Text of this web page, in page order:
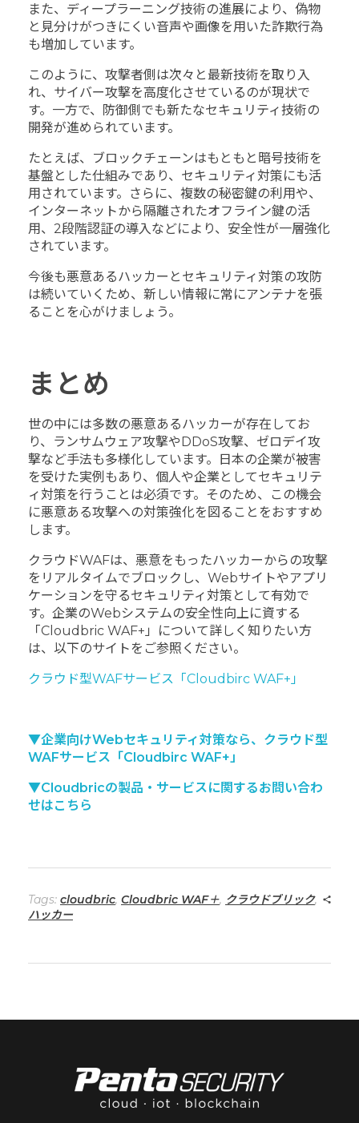
また、ディープラーニング技術の進展により、偽物
と見分けがつきにくい音声や画像を用いた詐欺行為
も増加しています。
このように、攻撃者側は次々と最新技術を取り入
れ、サイバー攻撃を高度化させているのが現状で
す。一方で、防御側でも新たなセキュリティ技術の
開発が進められています。
たとえば、ブロックチェーンはもともと暗号技術を
基盤とした仕組みであり、セキュリティ対策にも活
用されています。さらに、複数の秘密鍵の利用や、
インターネットから隔離されたオフライン鍵の活
用、2段階認証の導入などにより、安全性が一層強化
されています。
今後も悪意あるハッカーとセキュリティ対策の攻防
は続いていくため、新しい情報に常にアンテナを張
ることを心がけましょう。
まとめ
世の中には多数の悪意あるハッカーが存在してお
り、ランサムウェア攻撃やDDoS攻撃、ゼロデイ攻
撃など手法も多様化しています。日本の企業が被害
を受けた実例もあり、個人や企業としてセキュリテ
ィ対策を行うことは必須です。そのため、この機会
に悪意ある攻撃への対策強化を図ることをおすすめ
します。
クラウドWAFは、悪意をもったハッカーからの攻撃
をリアルタイムでブロックし、Webサイトやアプリ
ケーションを守るセキュリティ対策として有効で
す。企業のWebシステムの安全性向上に資する
「Cloudbric WAF+」について詳しく知りたい方
は、以下のサイトをご参照ください。
クラウド型WAFサービス「Cloudbirc WAF+」
▼企業向けWebセキュリティ対策なら、クラウド型
WAFサービス「Cloudbirc WAF+」
▼Cloudbricの製品・サービスに関するお問い合わ
せはこちら
Tags: cloudbric, Cloudbric WAF＋, クラウドブリック,
ハッカー